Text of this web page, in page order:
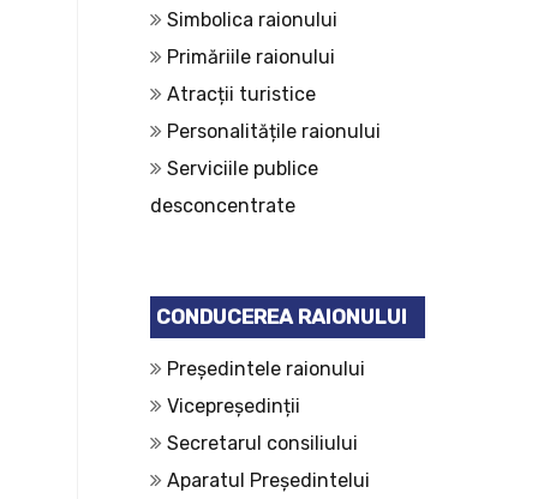
Simbolica raionului
Primăriile raionului
Atracții turistice
Personalitățile raionului
Serviciile publice
desconcentrate
CONDUCEREA RAIONULUI
Președintele raionului
Vicepreședinții
Secretarul consiliului
Aparatul Președintelui